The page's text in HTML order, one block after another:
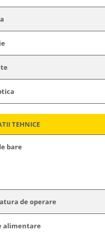
TEHNICE
bare
de operare
alimentare